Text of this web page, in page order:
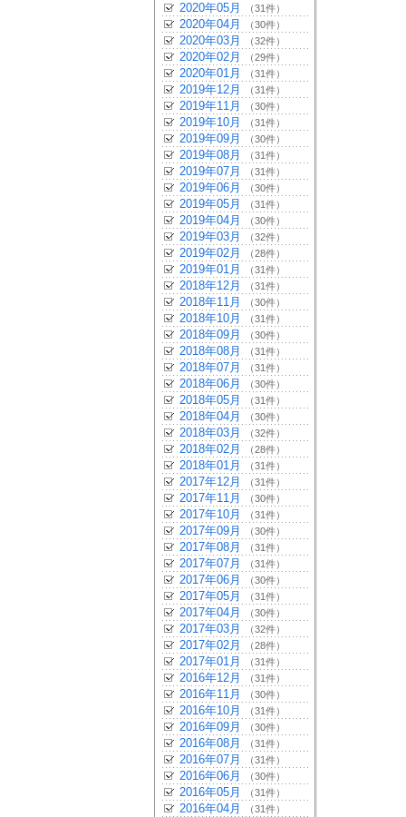
2020年05月 （31件）
2020年04月 （30件）
2020年03月 （32件）
2020年02月 （29件）
2020年01月 （31件）
2019年12月 （31件）
2019年11月 （30件）
2019年10月 （31件）
2019年09月 （30件）
2019年08月 （31件）
2019年07月 （31件）
2019年06月 （30件）
2019年05月 （31件）
2019年04月 （30件）
2019年03月 （32件）
2019年02月 （28件）
2019年01月 （31件）
2018年12月 （31件）
2018年11月 （30件）
2018年10月 （31件）
2018年09月 （30件）
2018年08月 （31件）
2018年07月 （31件）
2018年06月 （30件）
2018年05月 （31件）
2018年04月 （30件）
2018年03月 （32件）
2018年02月 （28件）
2018年01月 （31件）
2017年12月 （31件）
2017年11月 （30件）
2017年10月 （31件）
2017年09月 （30件）
2017年08月 （31件）
2017年07月 （31件）
2017年06月 （30件）
2017年05月 （31件）
2017年04月 （30件）
2017年03月 （32件）
2017年02月 （28件）
2017年01月 （31件）
2016年12月 （31件）
2016年11月 （30件）
2016年10月 （31件）
2016年09月 （30件）
2016年08月 （31件）
2016年07月 （31件）
2016年06月 （30件）
2016年05月 （31件）
2016年04月 （31件）